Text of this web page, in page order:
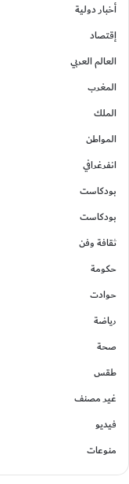
أخبار دولية
إقتصاد
العالم العربي
المغرب
الملك
المواطن
انفرغرافي
بودكاست
بودكاست
ثقافة وفن
حكومة
حوادت
رياضة
صحة
طقس
غير مصنف
فيديو
منوعات